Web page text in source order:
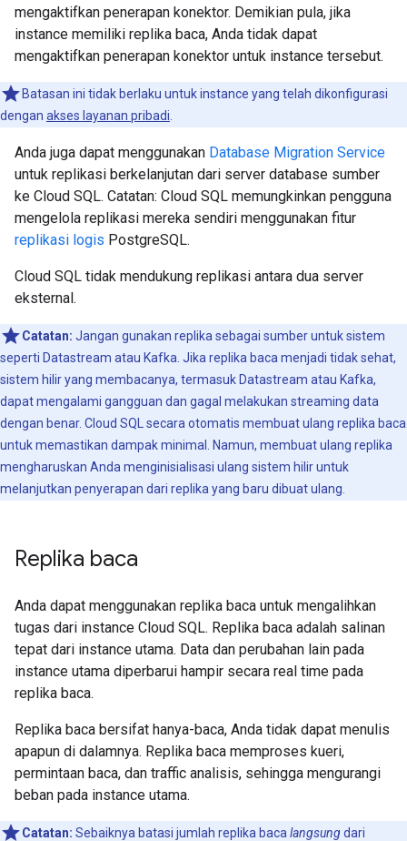
mengaktifkan penerapan konektor. Demikian pula, jika
instance memiliki replika baca, Anda tidak dapat
mengaktifkan penerapan konektor untuk instance tersebut.
Batasan ini tidak berlaku untuk instance yang telah dikonfigurasi
dengan akses layanan pribadi
Anda juga dapat menggunakan Database Migration Service
untuk replikasi berkelanjutan dari server database sumber
ke Cloud SQL. Catatan: Cloud SQL memungkinkan pengguna
mengelola replikasi mereka sendiri menggunakan fitur
replikasi logis PostgreSQL.
Cloud SQL tidak mendukung replikasi antara dua server
eksternal.
Catatan: Jangan gunakan replika sebagai sumber untuk sistem
seperti Datastream atau Kafka. Jika replika baca menjadi tidak sehat,
sistem hilir yang membacanya, termasuk Datastream atau Kafka,
dapat mengalami gangguan dan gagal melakukan streaming data
dengan benar. Cloud SQL secara otomatis membuat ulang replika baca
untuk memastikan dampak minimal. Namun, membuat ulang replika
mengharuskan Anda menginisialisasi ulang sistem hilir untuk
melanjutkan penyerapan dari replika yang baru dibuat ulang.
Replika baca
Anda dapat menggunakan replika baca untuk mengalihkan
tugas dari instance Cloud SQL. Replika baca adalah salinan
tepat dari instance utama. Data dan perubahan lain pada
instance utama diperbarui hampir secara real time pada
replika baca.
Replika baca bersifat hanya-baca, Anda tidak dapat menulis
apapun di dalamnya. Replika baca memproses kueri,
permintaan baca, dan traffic analisis, sehingga mengurangi
beban pada instance utama.
Catatan: Sebaiknya batasi jumlah replika baca langsungdari